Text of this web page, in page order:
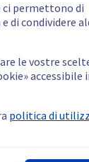
ci permettono di
di condividere
le vostre
accessibile
politica di